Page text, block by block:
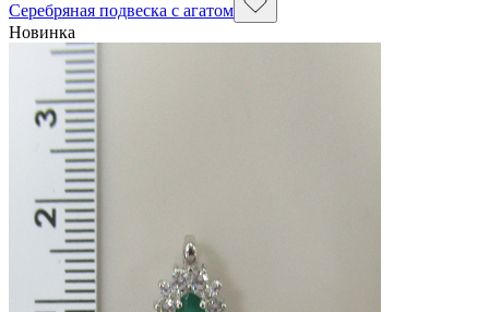
Серебряная подвеска с агатом
Новинка